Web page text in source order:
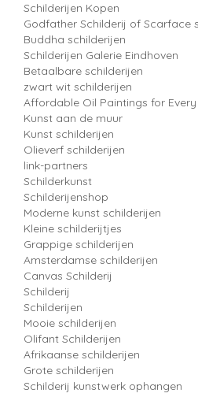
Schilderijen Kopen
Godfather Schilderij of Scarface
Buddha schilderijen
Schilderijen Galerie Eindhoven
Betaalbare schilderijen
zwart wit schilderijen
Affordable Oil Paintings for
Kunst aan de muur
Kunst schilderijen
Olieverf schilderijen
link-partners
Schilderkunst
Schilderijenshop
Moderne kunst schilderijen
Kleine schilderijtjes
Grappige schilderijen
Amsterdamse schilderijen
Canvas Schilderij
Schilderij
Schilderijen
Mooie schilderijen
Olifant Schilderijen
Afrikaanse schilderijen
Grote schilderijen
Schilderij kunstwerk ophangen